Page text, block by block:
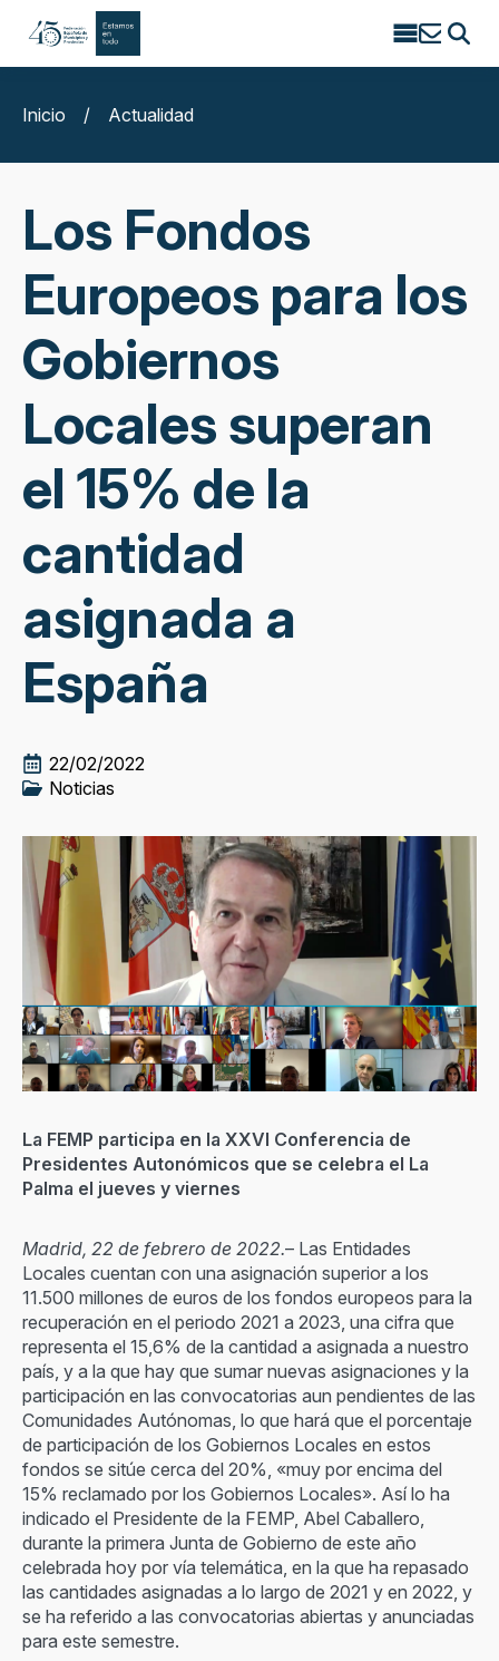
Search
Inicio
/ Actualidad
Los Fondos
Europeos para los
Gobiernos
Locales superan
el 15% de la
cantidad
asignada a
España
22/02/2022
Noticias
La FEMP participa en la XXVI Conferencia de
Presidentes Autonómicos que se celebra el La
Palma el jueves y viernes
Madrid, 22 de febrero de 2022.– Las Entidades
Locales cuentan con una asignación superior a los
11.500 millones de euros de los fondos europeos para la
recuperación en el periodo 2021 a 2023, una cifra que
representa el 15,6% de la cantidad a asignada a nuestro
país, y a la que hay que sumar nuevas asignaciones y la
participación en las convocatorias aun pendientes de las
Comunidades Autónomas, lo que hará que el porcentaje
de participación de los Gobiernos Locales en estos
fondos se sitúe cerca del 20%, «muy por encima del
15% reclamado por los Gobiernos Locales». Así lo ha
indicado el Presidente de la FEMP, Abel Caballero,
durante la primera Junta de Gobierno de este año
celebrada hoy por vía telemática, en la que ha repasado
las cantidades asignadas a lo largo de 2021 y en 2022, y
se ha referido a las convocatorias abiertas y anunciadas
para este semestre.